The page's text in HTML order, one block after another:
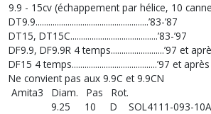
9.9 - 15cv (échappement par hélice, 10
DT9.9.....................................................’83-’87
DT15, DT15C.........................................’83-’97
DF9.9, DF9.9R 4 temps.........................’97 et
DF15 4 temps........................................’97 et après
Ne convient pas aux 9.9C et 9.9CN
Amita3 Diam. Pas Rot.
9.25 10 D SOL4111-093-10A